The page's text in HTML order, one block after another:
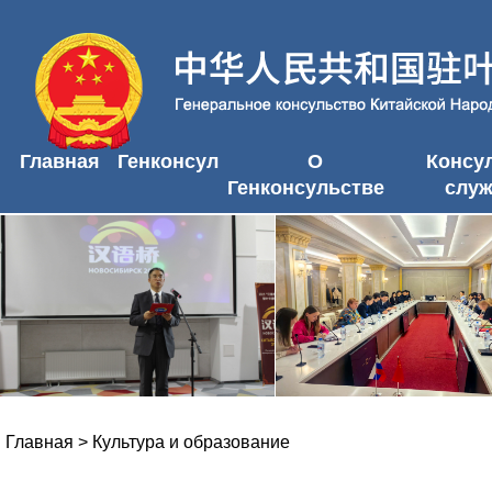
Главная Генконсул
О
Генконсульстве
Главная > Культура и образование